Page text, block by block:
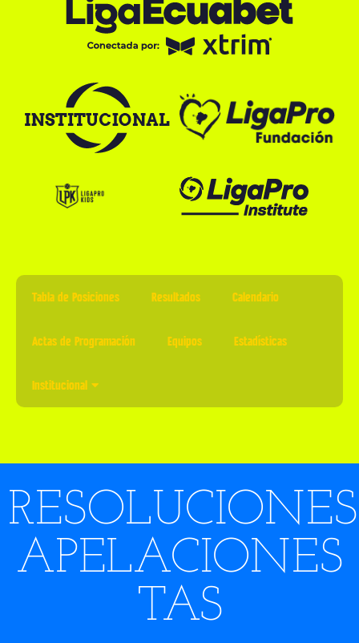
Tabla de Posiciones Resultados Calendario
Actas de Programación Equipos Estadísticas
Institucional
RESOLUCIONES
APELACIONES
TAS